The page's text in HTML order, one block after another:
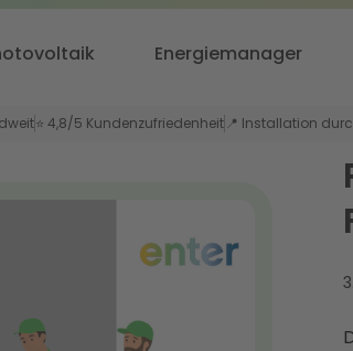
Energiemanager
⭐ 4,8/5 Kundenzufriedenheit 📍 Installation